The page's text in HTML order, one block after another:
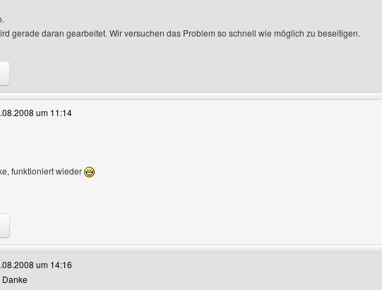
gerade daran gearbeitet. Wir versuchen das Problem so schnell wie möglich zu beseitigen.
dieses Benutzers besuchen: treo
um 11:14
funktioniert wieder
dieses Benutzers besuchen: tbrc
um 14:16
Danke